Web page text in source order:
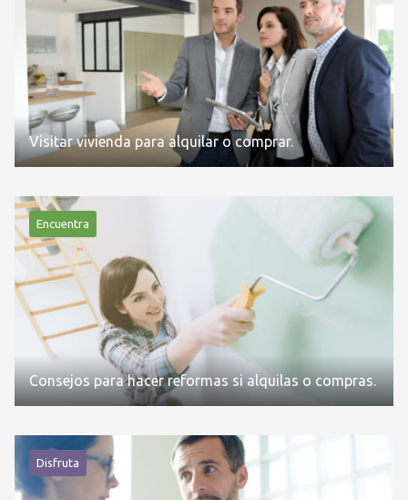
Visitar vivienda para alquilar o comprar.
Encuentra
Consejos para hacer reformas si alquilas o compras.
Disfruta